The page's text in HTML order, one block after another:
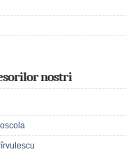
nostri